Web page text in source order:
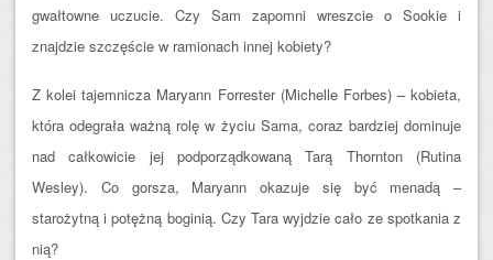
gwałtowne uczucie. Czy Sam zapomni wreszcie o Sookie i
znajdzie szczęście w ramionach innej kobiety?
Z kolei tajemnicza Maryann Forrester (Michelle Forbes) – kobieta,
która odegrała ważną rolę w życiu Sama, coraz bardziej dominuje
nad całkowicie jej podporządkowaną Tarą Thornton (Rutina
Wesley). Co gorsza, Maryann okazuje się być menadą –
starożytną i potężną boginią. Czy Tara wyjdzie cało ze spotkania z
nią?